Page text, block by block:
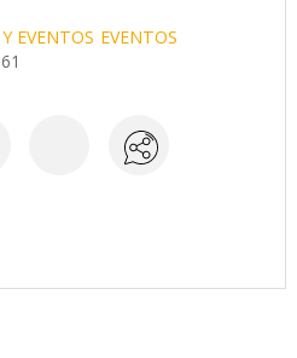
EVENTOS EVENTOS